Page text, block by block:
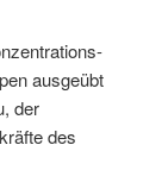
ausgeübt
der
des